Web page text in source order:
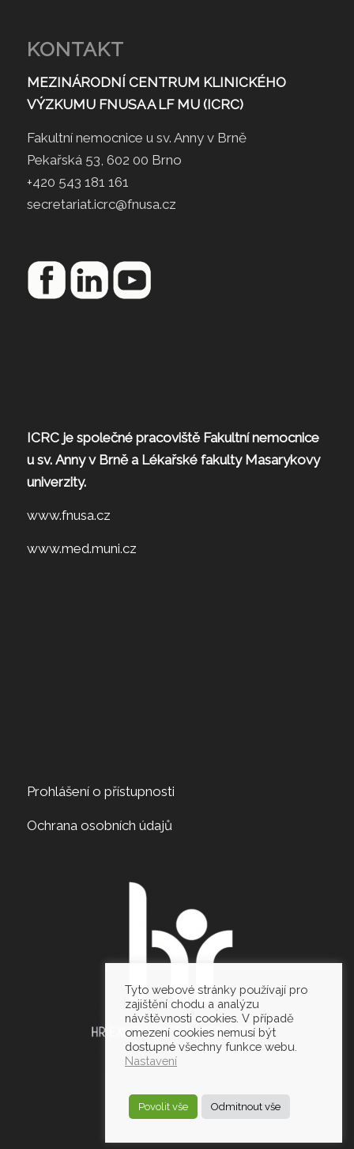
KONTAKT
MEZINÁRODNÍ CENTRUM KLINICKÉHO
VÝZKUMU FNUSA A LF MU (ICRC)
Fakultní nemocnice u sv. Anny v Brně
Pekařská 53, 602 00 Brno
+420 543 181 161
secretariat.icrc@fnusa.cz
ICRC je společné pracoviště Fakultní nemocnice
u sv. Anny v Brně a Lékařské fakulty Masarykovy
univerzity.
www.fnusa.cz
www.med.muni.cz
Prohlášení o přístupnosti
Ochrana osobních údajů
Tyto webové stránky používají pro
zajištění chodu a analýzu
návštěvnosti cookies. V případě
omezení cookies nemusí být
dostupné všechny funkce webu.
Nastavení
Povolit vše Odmitnout vše